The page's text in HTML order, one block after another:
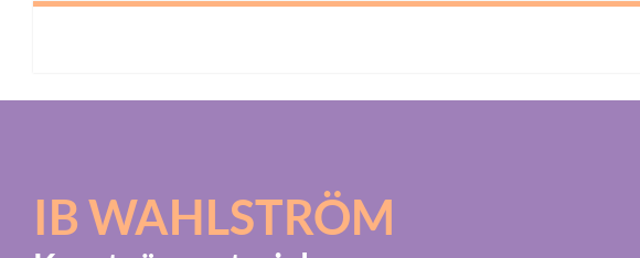
IB WAHLSTRÖM